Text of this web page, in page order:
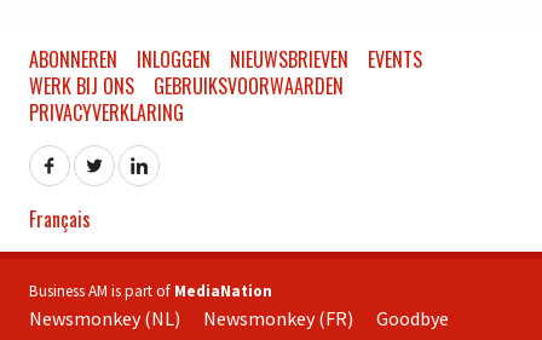
ABONNEREN INLOGGEN NIEUWSBRIEVEN
EVENTS
WERK BIJ ONS
GEBRUIKSVOORWAARDEN
PRIVACYVERKLARING
Français
Business AM is part of MediaNation
Newsmonkey (NL) Newsmonkey (FR) Goodbye